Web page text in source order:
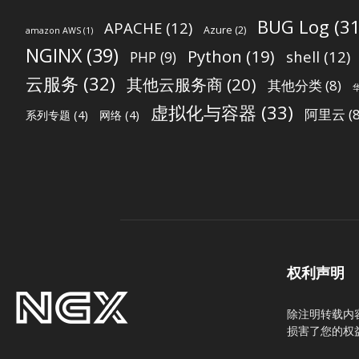
amazon AWS (1) APACHE (12) Azure (2) BUG Log
NGINX (39) PHP (9) Python (19) shell (12)
云服务 (32) 其他云服务商 (20) 其他分类(8)
系列专题 (4) 网络 (4) 虚拟化与容器 (33) 阿里云
权利声明
除注明转载内
损害了您的权